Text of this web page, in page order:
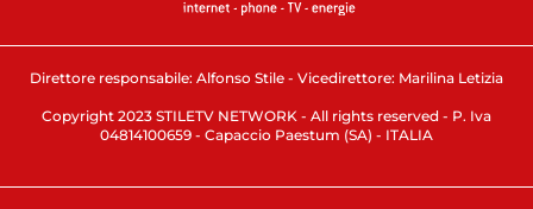
Direttore responsabile: Alfonso Stile - Vicedirettore: Marilina Letizia
Copyright 2023 STILETV NETWORK - All rights reserved - P. Iva
04814100659 - Capaccio Paestum (SA) - ITALIA